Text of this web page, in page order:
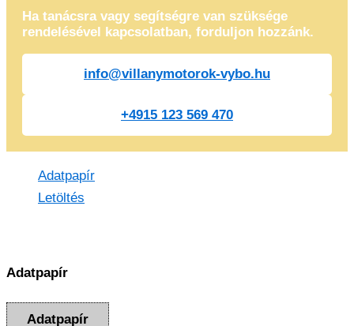
Ha tanácsra vagy segítségre van szüksége
rendelésével kapcsolatban, forduljon hozzánk.
info@villanymotorok-vybo.hu
+4915 123 569 470
Adatpapír
Letöltés
Adatpapír
Adatpapír